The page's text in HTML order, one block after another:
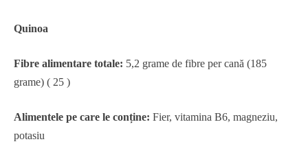
Quinoa
Fibre alimentare totale: 5,2 grame de fibre per cană (185
grame) ( 25 )
Alimentele pe care le conține: Fier, vitamina B6, magneziu,
potasiu